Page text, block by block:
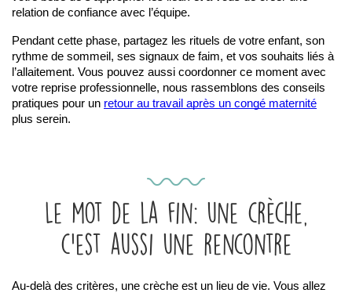
relation de confiance avec l’équipe.
Pendant cette phase, partagez les rituels de votre enfant, son
rythme de sommeil, ses signaux de faim, et vos souhaits liés à
l’allaitement. Vous pouvez aussi coordonner ce moment avec
votre reprise professionnelle, nous rassemblons des conseils
pratiques pour un retour au travail après un congé maternité
plus serein.
Le mot de la fin: une crèche,
c’est aussi une rencontre
Au-delà des critères, une crèche est un lieu de vie. Vous allez